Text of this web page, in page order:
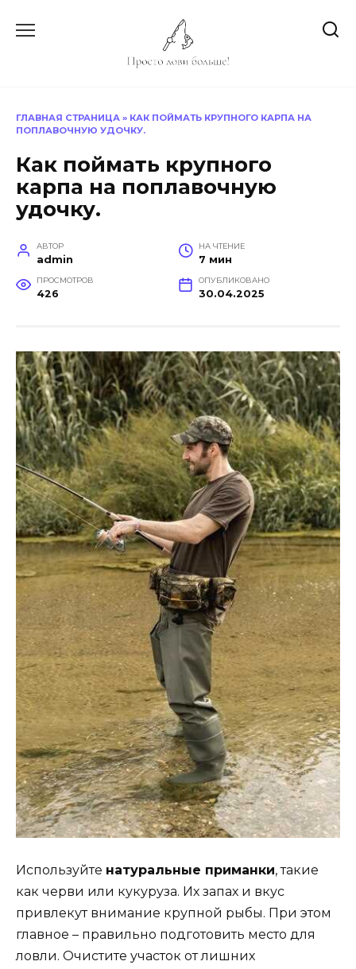
ГЛАВНАЯ СТРАНИЦА » КАК ПОЙМАТЬ КРУПНОГО КАРПА НА
ПОПЛАВОЧНУЮ УДОЧКУ.
Как поймать крупного
карпа на поплавочную
удочку.
АВТОР
admin
НА ЧТЕНИЕ
7 мин
ПРОСМОТРОВ
426
ОПУБЛИКОВАНО
30.04.2025
Используйте натуральные приманки, такие
как черви или кукуруза. Их запах и вкус
привлекут внимание крупной рыбы. При этом
главное – правильно подготовить место для
ловли. Очистите участок от лишних